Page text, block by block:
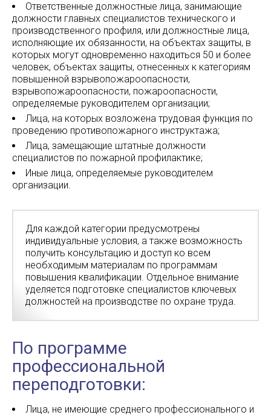
Ответственные должностные лица, занимающие
должности главных специалистов технического и
производственного профиля, или должностные лица,
исполняющие их обязанности, на объектах защиты, в
которых могут одновременно находиться 50 и более
человек, объектах защиты, отнесенных к категориям
повышенной взрывопожароопасности,
взрывопожароопасности, пожароопасности,
определяемые руководителем организации;
Лица, на которых возложена трудовая функция по
проведению противопожарного инструктажа;
Лица, замещающие штатные должности
специалистов по пожарной профилактике;
Иные лица, определяемые руководителем
организации.
Для каждой категории предусмотрены
индивидуальные условия, а также возможность
получить консультацию и доступ ко всем
необходимым материалам по программам
повышения квалификации. Отдельное внимание
уделяется подготовке специалистов ключевых
должностей на производстве по охране труда.
По программе
профессиональной
переподготовки:
Лица, не имеющие среднего профессионального и